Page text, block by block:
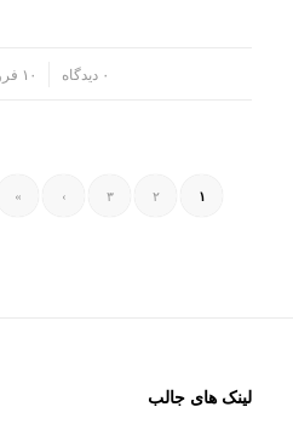
۰ دیدگاه ۱۰ فروردین ۱۴۰۲
۱ ۲ ۳ ›
»
لینک های جالب